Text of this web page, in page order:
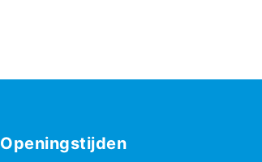
Openingstijden